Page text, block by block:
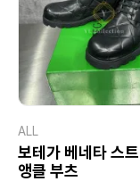
ALL
보테가 베네타 스
앵클 부츠